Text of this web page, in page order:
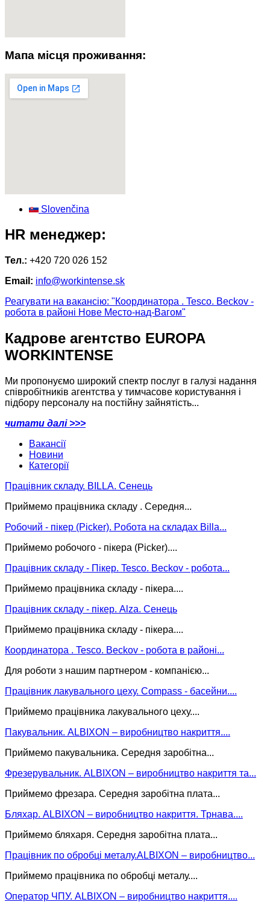
Мапа місця проживання:
Slovenčina
HR менеджер:
Тел.: +420 720 026 152
Email: info@workintense.sk
Реагувати на вакансію: "Координатора . Tesco. Beckov -
робота в районі Нове Место-над-Вагом"
Кадрове агентство EUROPA
WORKINTENSE
Ми пропонуємо широкий спектр послуг в галузі надання
співробітників агентства у тимчасове користування і
підбору персоналу на постійну зайнятість...
читати далі >>>
Вакансії
Новини
Категорії
Працівник складу. BILLA. Сенець
Приймемо працівника складу . Середня...
Робочий - пікер (Picker). Pобота на складах Billa...
Приймемо робочого - пікера (Picker)....
Працівник складу - Пікер. Tesco. Beckov - робота...
Приймемо працівника складу - пікера....
Працівник складу - пікер. Alza. Сенець
Приймемо працівника складу - пікера....
Координатора . Tesco. Beckov - робота в районі...
Для роботи з нашим партнером - компанією...
Працівник лакувального цеху. Compass - басейни....
Приймемо працівника лакувального цеху....
Пакувальник. ALBIXON – виробництво накриття....
Приймемо пакувальника. Середня заробітна...
Фрезерувальник. ALBIXON – виробництво накриття та...
Приймемо фрезара. Середня заробітна плата...
Бляхар. ALBIXON – виробництво накриття. Трнава....
Приймемо бляхаря. Середня заробітна плата...
Працівник по обробці металу.ALBIXON – виробництво...
Приймемо працівника по обробці металу....
Оператор ЧПУ. ALBIXON – виробництво накриття....